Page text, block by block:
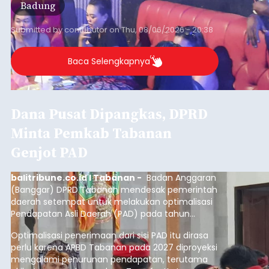
Badung
Submitted bycontributoronThu, 08/06/2026 - 20:38
Baca Selengkapnya
Dana Pusat Dipangkas, DPRD
Minta Pemkab Tabanan
Genjot PAD
balitribune.co.id I Tabanan - Badan Anggaran
(Banggar) DPRD Tabanan mendesak pemerintah
daerah setempat untuk melakukan optimalisasi
Pendapatan Asli Daerah (PAD) pada tahun
anggaran 2027.
Optimalisasi penerimaan dari sisi PAD itu dirasa
perlu karena APBD Tabanan pada 2027 diproyeksi
mengalami penurunan pendapatan, terutama